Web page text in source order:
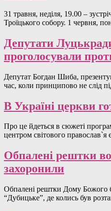
31 травня, неділя, 19.00 –
Троїцького собору. 1 червня,
Депутати
проголосували
Депутат Богдан Шиба,
час, коли принципово не слід
В Україні церкви
Про це йдеться в сюжеті
центром світового православ`я
Обпалені рештки
захоронили
Обпалені рештки Дому Божого
“Дубицьке”, де колись був